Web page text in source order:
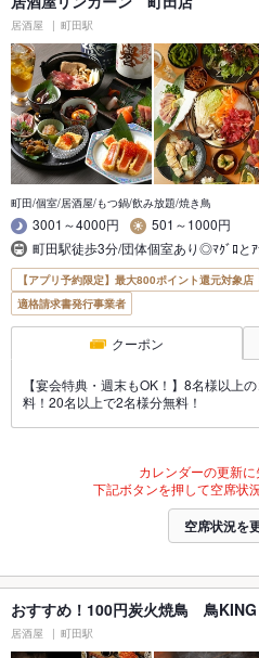
居酒屋 町田駅
町田/個室/居酒屋/もつ鍋/飲み放題/焼き鳥
3001～4000円
501～1000円
町田駅徒歩3分/団体個室あり◎ﾏｸﾞﾛと
【アプリ予約限定】最大800ポイント還元対象店
適格請求書発行事業者
クーポン
【宴会特典・週末もOK！】8名様以上
料！20名以上で2名様分無料！
カレンダーの更新に
下記ボタンを押して空席状
空席状況を
おすすめ！100円炭火焼鳥 鳥
居酒屋 町田駅